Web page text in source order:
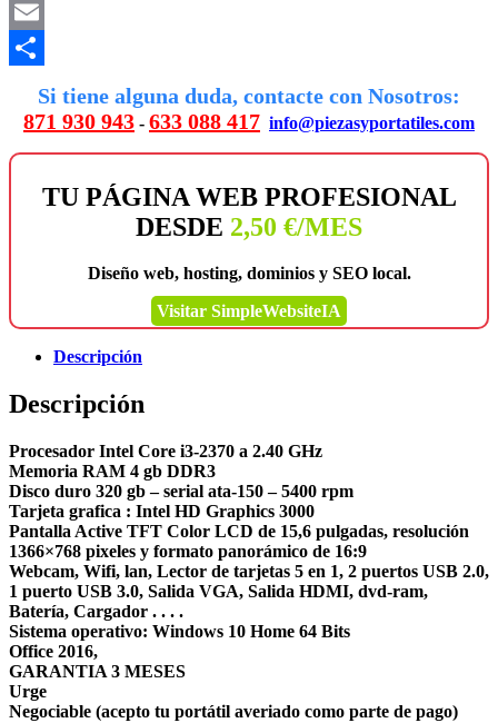
WhatsApp
Email
Si tiene alguna duda, contacte con Nosotros:
871 930 943 - 633 088 417 info@piezasyportatiles.com
TU PÁGINA WEB PROFESIONAL
DESDE 2,50 €/MES
Diseño web, hosting, dominios y SEO local.
Visitar SimpleWebsiteIA
Descripción
Descripción
Procesador Intel Core i3-2370 a 2.40 GHz
Memoria RAM 4 gb DDR3
Disco duro 320 gb – serial ata-150 – 5400 rpm
Tarjeta grafica : Intel HD Graphics 3000
Pantalla Active TFT Color LCD de 15,6 pulgadas, resolución
1366×768 pixeles y formato panorámico de 16:9
Webcam, Wifi, lan, Lector de tarjetas 5 en 1, 2 puertos USB 2.0,
1 puerto USB 3.0, Salida VGA, Salida HDMI, dvd-ram,
Batería, Cargador . . . .
Sistema operativo: Windows 10 Home 64 Bits
Office 2016,
GARANTIA 3 MESES
Urge
Negociable (acepto tu portátil averiado como parte de pago)